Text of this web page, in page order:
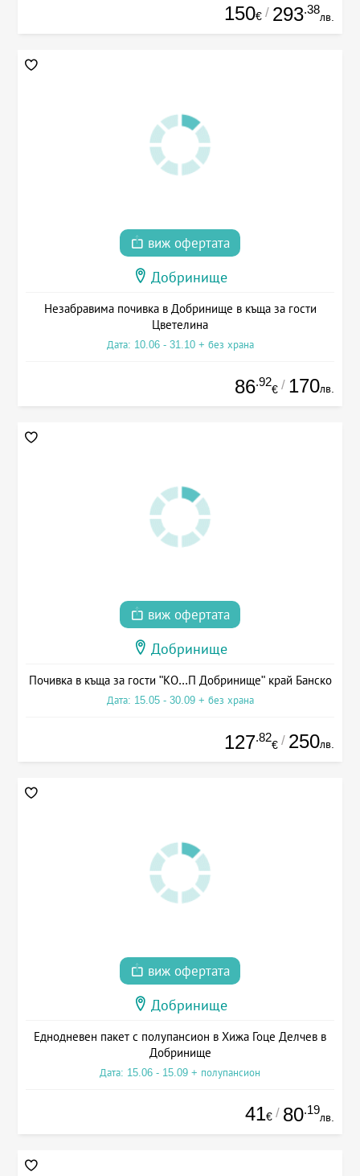
150€ / 293.38
лв.
виж офертата
Добринище
Незабравима почивка в Добринище в къща за гости
Цветелина
Дата: 10.06 - 31.10 + без храна
86.92
€ / 170лв.
виж офертата
Добринище
Почивка в къща за гости "КО...П Добринище" край Банско
Дата: 15.05 - 30.09 + без храна
127.82
€ / 250лв.
виж офертата
Добринище
Еднодневен пакет с полупансион в Хижа Гоце Делчев в
Добринище
Дата: 15.06 - 15.09 + полупансион
41€ / 80.19
лв.